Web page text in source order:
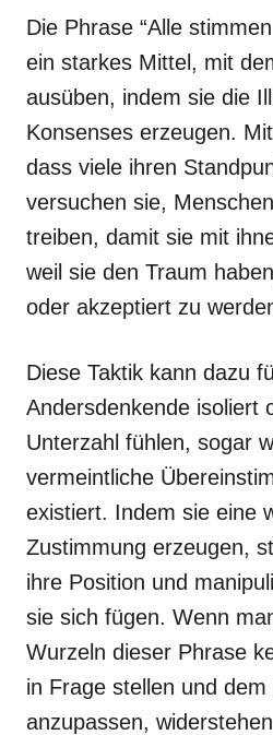
Die Phrase “Alle
ein starkes Mittel, mit
ausüben, indem sie die
Konsenses erzeugen.
dass viele ihren
versuchen sie,
treiben, damit sie mit
weil sie den Traum
oder akzeptiert zu
Diese Taktik kann dazu
Andersdenkende isoliert
Unterzahl fühlen, sogar
vermeintliche
existiert. Indem sie eine
Zustimmung erzeugen,
ihre Position und
sie sich fügen. Wenn
Wurzeln dieser Phrase
in Frage stellen und
anzupassen,